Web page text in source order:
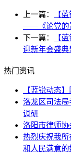
上一篇：
【
——《论党的
下一篇：
【
迎新年会盛
热门资讯
【蓝锐动态
洛龙区司法
调研
洛阳市律师协
热烈庆祝我
和人民满意的